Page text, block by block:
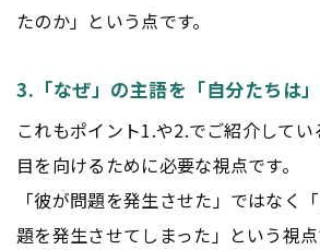
たのか」という点です。
3.「なぜ」の主語を「自分たちは
これもポイント1.や2.でご紹介して
目を向けるために必要な視点です。
「彼が問題を発生させた」ではなく
題を発生させてしまった」という視